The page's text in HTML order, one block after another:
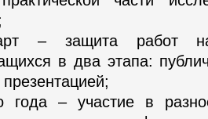
– защита работ на
в два этапа:
года – участие в